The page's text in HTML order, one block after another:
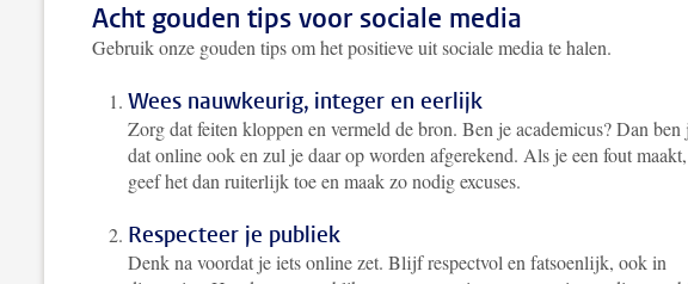
Acht gouden tips voor sociale media
Gebruik onze gouden tips om het positieve uit sociale media te halen.
Wees nauwkeurig, integer en eerlijk
Zorg dat feiten kloppen en vermeld de bron. Ben je academicus? Dan ben
dat online ook en zul je daar op worden afgerekend. Als je een fout maakt,
geef het dan ruiterlijk toe en maak zo nodig excuses.
Respecteer je publiek
Denk na voordat je iets online zet. Blijf respectvol en fatsoenlijk, ook in